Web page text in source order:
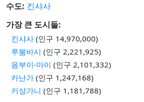
수도: 킨샤사
가장 큰 도시들:
킨샤사 (인구 14,970,000)
루붐바시 (인구 2,221,925)
음부이-마이 (인구 2,101,332)
카난가 (인구 1,247,168)
키상가니 (인구 1,181,788)